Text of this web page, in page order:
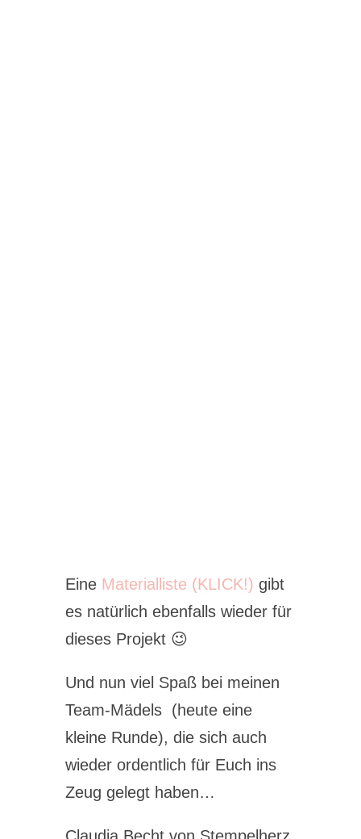
Eine Materialliste (KLICK!) gibt
es natürlich ebenfalls wieder für
dieses Projekt 😉
Und nun viel Spaß bei meinen
Team-Mädels (heute eine
kleine Runde), die sich auch
wieder ordentlich für Euch ins
Zeug gelegt haben…